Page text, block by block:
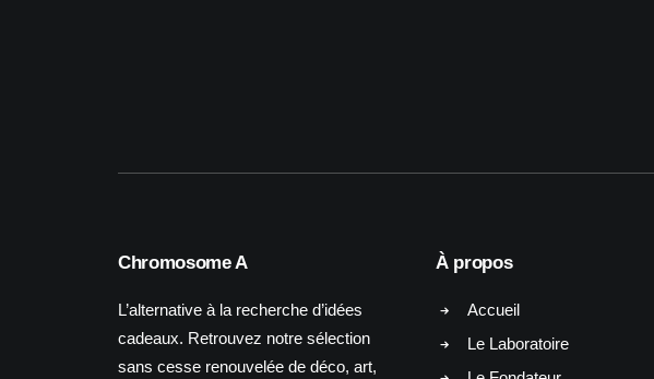
Chromosome A
L’alternative à la recherche d’idées
cadeaux. Retrouvez notre sélection
sans cesse renouvelée de déco, art,
À propos
Accueil
Le Laboratoire